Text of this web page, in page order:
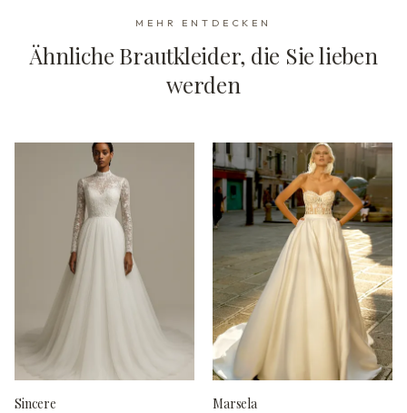
MEHR ENTDECKEN
Ähnliche Brautkleider, die Sie lieben
werden
Sincere Marsela